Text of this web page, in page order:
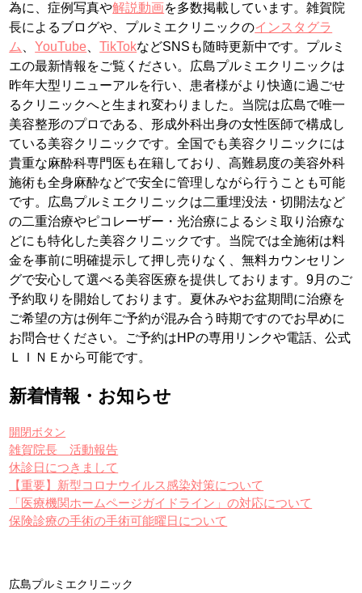
為に、症例写真や解説動画を多数掲載しています。雑賀院
長によるブログや、プルミエクリニックのインスタグラ
ム
、YouTube 、TikTokなどSNSも随時更新中です。プルミ
エの最新情報をご覧ください。広島プルミエクリニックは
昨年大型リニューアルを行い、患者様がより快適に過ごせ
るクリニックへと生まれ変わりました。当院は広島で唯一
美容整形のプロである、形成外科出身の女性医師で構成し
ている美容クリニックです。全国でも美容クリニックには
貴重な麻酔科専門医も在籍しており、高難易度の美容外科
施術も全身麻酔などで安全に管理しながら行うことも可能
です。広島プルミエクリニックは二重埋没法・切開法など
の二重治療やピコレーザー・光治療によるシミ取り治療な
どにも特化した美容クリニックです。当院では全施術は料
金を事前に明確提示して押し売りなく、無料カウンセリン
グで安心して選べる美容医療を提供しております。9月のご
予約取りを開始しております。夏休みやお盆期間に治療を
ご希望の方は例年ご予約が混み合う時期ですのでお早めに
お問合せください。ご予約はHPの専用リンクや電話、公式
ＬＩＮＥから可能です。
新着情報・お知らせ
開閉ボタン
雑賀院長 活動報告
休診日につきまして
【重要】新型コロナウイルス感染対策について
「医療機関ホームページガイドライン」の対応について
保険診療の手術の手術可能曜日について
広島プルミエクリニック